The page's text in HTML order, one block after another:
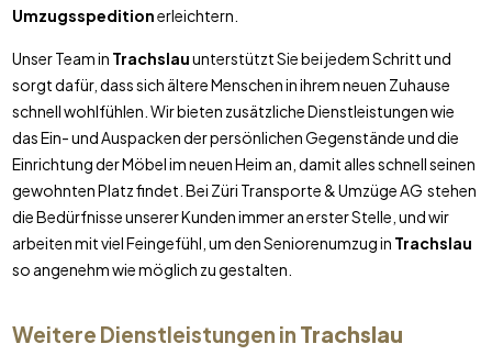
Umzugsspeditionerleichtern.
Unser Team in Trachslauunterstützt Sie bei jedem Schritt und
sorgt dafür, dass sich ältere Menschen in ihrem neuen Zuhause
schnell wohlfühlen. Wir bieten zusätzliche Dienstleistungen wie
das Ein- und Auspacken der persönlichen Gegenstände und die
Einrichtung der Möbel im neuen Heim an, damit alles schnell seinen
gewohnten Platz findet. Bei Züri Transporte & Umzüge AG stehen
die Bedürfnisse unserer Kunden immer an erster Stelle, und wir
arbeiten mit viel Feingefühl, um den Seniorenumzug in Trachslau
so angenehm wie möglich zu gestalten.
Weitere Dienstleistungen in Trachslau